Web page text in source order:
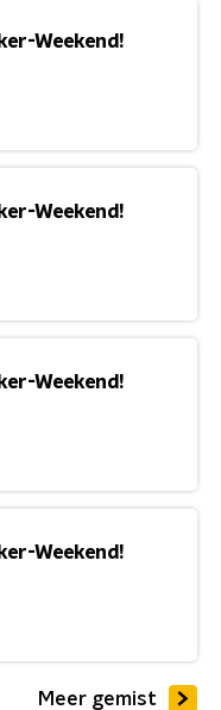
Weekend!
Weekend!
Weekend!
Weekend!
Meer gemist